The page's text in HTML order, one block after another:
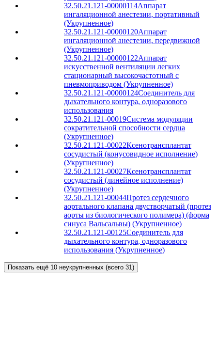
32.50.21.121-00000114Аппарат
ингаляционной анестезии, портативный
(Укрупненное)
32.50.21.121-00000120Аппарат
ингаляционной анестезии, передвижной
(Укрупненное)
32.50.21.121-00000122Аппарат
искусственной вентиляции легких
стационарный высокочастотный с
пневмоприводом (Укрупненное)
32.50.21.121-00000124Соединитель для
дыхательного контура, одноразового
использования
32.50.21.121-00019Система модуляции
сократительной способности сердца
(Укрупненное)
32.50.21.121-00022Ксенотрансплантат
сосудистый (конусовидное исполнение)
(Укрупненное)
32.50.21.121-00027Ксенотрансплантат
сосудистый (линейное исполнение)
(Укрупненное)
32.50.21.121-00044Протез сердечного
аортального клапана двустворчатый (протез
аорты из биологического полимера) (форма
синуса Вальсальвы) (Укрупненное)
32.50.21.121-00125Соединитель для
дыхательного контура, одноразового
использования (Укрупненное)
Показать ещё 10 неукрупненных (всего 31)